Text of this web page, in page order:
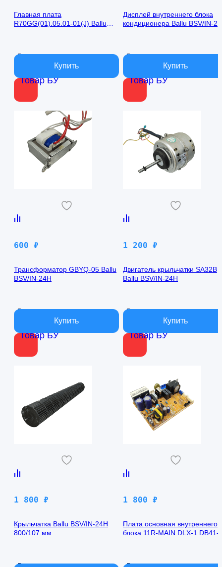
Товар БУ
Главная плата
R70GG(01).05.01-01(J) Ballu
В наличии
Товар БУ
Дисплей внутреннего блока
кондиционера Ballu BSV/IN-
В наличии
Товар БУ
600 ₽
Трансформатор GBYQ-05 Ballu
BSV/IN-24H
В наличии
Товар БУ
1 200 ₽
Двигатель крыльчатки SA32B
Ballu BSV/IN-24H
В наличии
1 800 ₽
Крыльчатка Ballu BSV/IN-24H
800/107 мм
В наличии
1 800 ₽
Плата основная внутреннего
блока 11R-MAIN DLX-1 DB41-
В наличии